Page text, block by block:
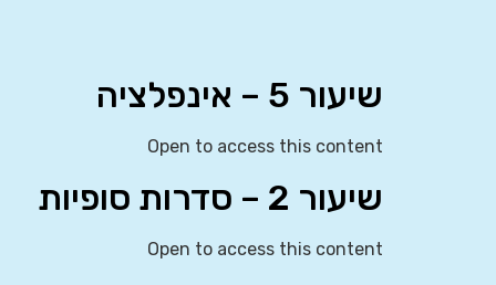
שיעור 5 – אינפלציה
Open to access this content
שיעור 2 – סדרות סופיות
Open to access this content